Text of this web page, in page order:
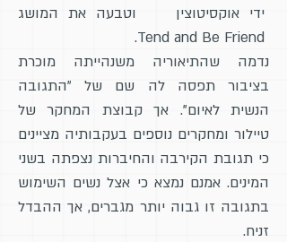
ידי אוקסיטוצין וטבעה את המושג
נדמה שהתיאוריה משנהייתה מוכרת
בציבור תפסה לה שם של "התגובה
הנשית לאיום". אך קבוצת המחקר של
טיילור ומחקרים נוספים בעקבותיה מציינים
כי תגובת הקירבה והחיברות נצפתה בשני
המינים. אמנם נמצא כי אצל נשים השימוש
בתגובה זו גבוה יותר מגברים, אך ההבדל
זניח.